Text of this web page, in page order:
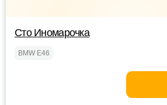
Сто Иномарочка
BMW E46